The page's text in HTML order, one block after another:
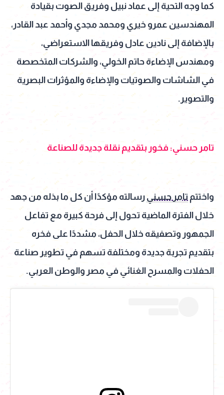
كما وجه التحية إلى عماد نبيل وفريق الصوت بقيادة
المهندسين عمرو خيري ومحمد مجدي وأحمد عبد القادر،
بالإضافة إلى نادين عادل وفريقها الاستعراضي،
ومهندس الإضاءة حاتم الخولي، والشركات المتخصصة
في الشاشات والصوتيات والإضاءة والمؤثرات البصرية
والتصوير.
تامر حسني: فخور بتقديم نقلة جديدة للصناعة
واختتم تامر حسني رسالته مؤكدًا أن كل ما بذله من جهد
خلال الفترة الماضية تحول إلى فرحة كبيرة مع تفاعل
الجمهور وتصفيقه خلال الحفل، مشددًا على فخره
بتقديم تجربة جديدة ومختلفة تسهم في تطوير صناعة
الحفلات والمسرح الغنائي في مصر والوطن العربي.